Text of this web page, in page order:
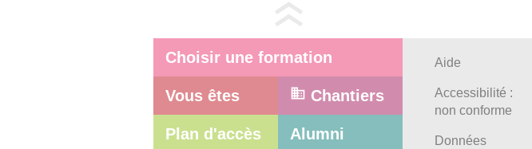
Choisir une formation
Vous êtes Chantiers
Plan d'accès Alumni
Aide
Accessibilité :
non conforme
Données